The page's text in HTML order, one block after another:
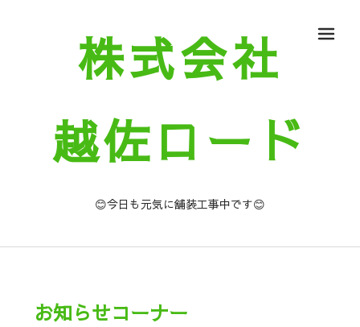
株式会社
越佐ロード
😊今日も元気に舗装工事中です😊
お知らせコーナー